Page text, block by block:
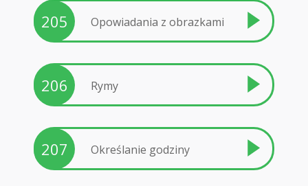
205 Opowiadania z obrazkami
206 Rymy
207 Określanie godziny